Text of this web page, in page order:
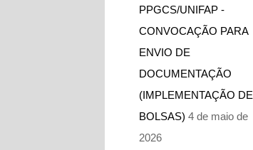
PPGCS/UNIFAP -​
CONVOCAÇÃO PARA
ENVIO DE
DOCUMENTAÇÃO
(IMPLEMENTAÇÃO DE
BOLSAS) 4 de maio de
2026